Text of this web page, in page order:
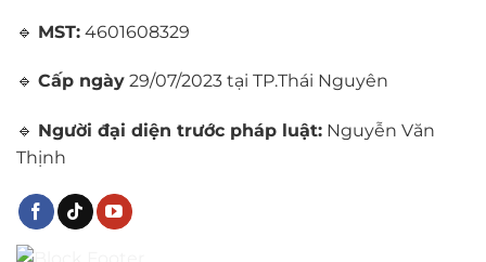
🔹 MST: 4601608329
🔹 Cấp ngày 29/07/2023 tại TP.Thái Nguyên
🔹 Người đại diện trước pháp luật: Nguyễn Văn
Thịnh